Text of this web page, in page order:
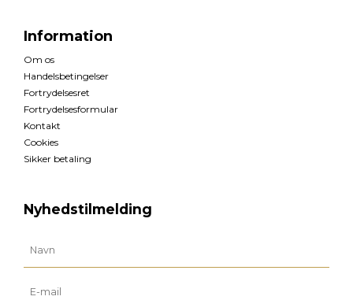
Information
Om os
Handelsbetingelser
Fortrydelsesret
Fortrydelsesformular
Kontakt
Cookies
Sikker betaling
Nyhedstilmelding